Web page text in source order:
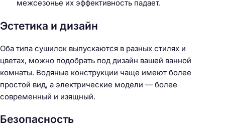
межсезонье их эффективность падает.
Эстетика и дизайн
Оба типа сушилок выпускаются в разных стилях и
цветах, можно подобрать под дизайн вашей ванной
комнаты. Водяные конструкции чаще имеют более
простой вид, а электрические модели — более
современный и изящный.
Безопасность